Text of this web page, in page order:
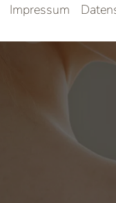
Impressum